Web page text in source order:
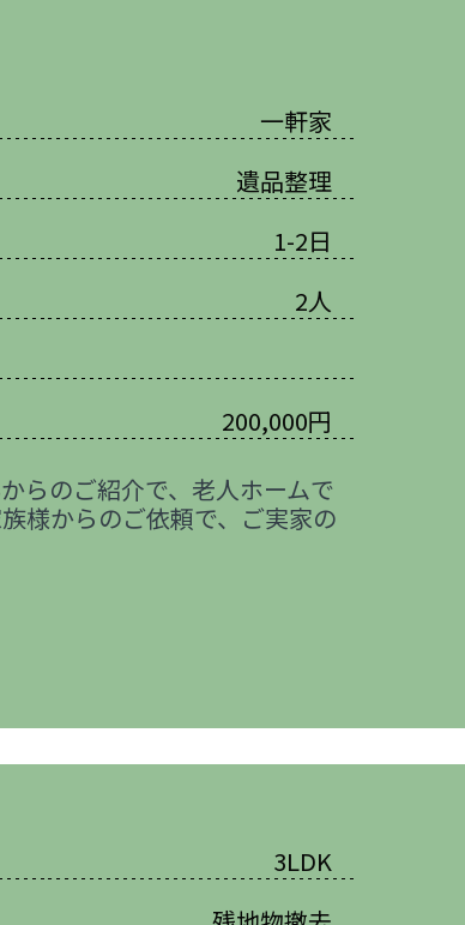
一軒家
遺品整理
1-2日
2人
200,000円
らのご紹介で、老人ホームで
様からのご依頼で、ご実家の
3LDK